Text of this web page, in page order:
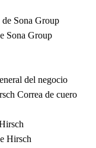
de Sona Group
Sona Group
del negocio
Correa de cuero
Hirsch